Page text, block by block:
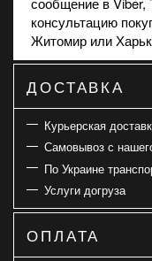
консультацию
Житомир или
ДОСТАВКА
Курьерская
Самовывоз с
По Украине
Услуги догруза
ОПЛАТА